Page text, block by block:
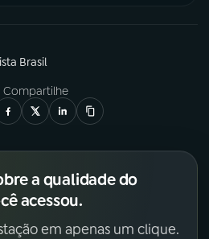
Brasil
Compartilhe
a qualidade do
acessou.
em apenas um clique.